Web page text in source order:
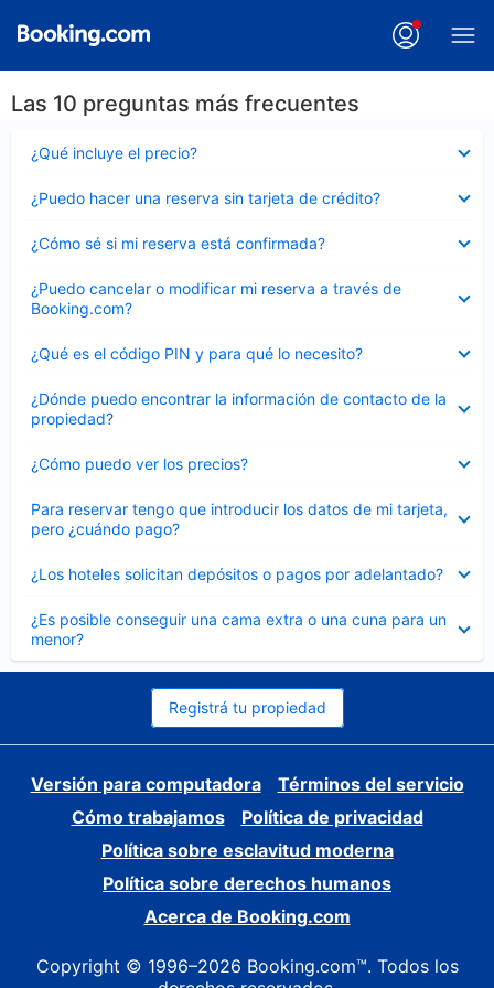
Las 10 preguntas más frecuentes
¿Qué incluye el precio?
cerrado
¿Puedo hacer una reserva sin tarjeta de crédito?
cerrado
¿Cómo sé si mi reserva está confirmada?
cerrado
¿Puedo cancelar o modificar mi reserva a través de
Booking.com?
cerrado
¿Qué es el código PIN y para qué lo necesito?
cerrado
¿Dónde puedo encontrar la información de contacto de la
propiedad?
cerrado
¿Cómo puedo ver los precios?
cerrado
Para reservar tengo que introducir los datos de mi tarjeta,
pero ¿cuándo pago?
cerrado
¿Los hoteles solicitan depósitos o pagos por adelantado?
cerrado
¿Es posible conseguir una cama extra o una cuna para un
menor?
cerrado
Registrá tu propiedad
Versión para computadora
Términos del servicio
Cómo trabajamos
Política de privacidad
Política sobre esclavitud moderna
Política sobre derechos humanos
Acerca de Booking.com
Copyright © 1996–2026 Booking.com™. Todos los